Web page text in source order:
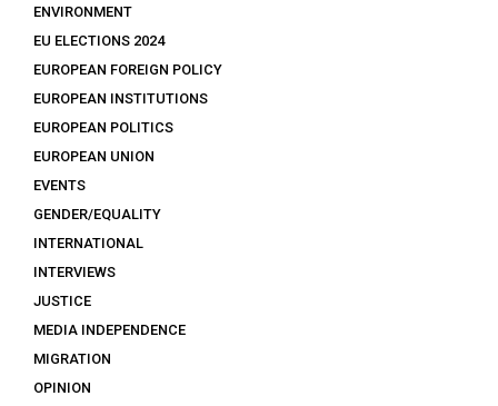
ENVIRONMENT
EU ELECTIONS 2024
EUROPEAN FOREIGN POLICY
EUROPEAN INSTITUTIONS
EUROPEAN POLITICS
EUROPEAN UNION
EVENTS
GENDER/EQUALITY
INTERNATIONAL
INTERVIEWS
JUSTICE
MEDIA INDEPENDENCE
MIGRATION
OPINION